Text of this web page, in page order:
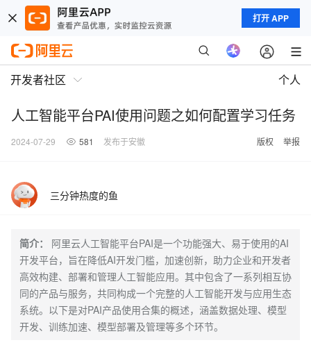
打开 APP
开发者社区 个人
人工智能平台PAI使用问题之如何配置学习任务
2024-07-29 581 发布于安徽 版权 举报
三分钟热度的鱼
简介：
阿里云人工智能平台PAI是一个功能强大、易于使用的AI
开发平台，旨在降低AI开发门槛，加速创新，助力企业和开发者
高效构建、部署和管理人工智能应用。其中包含了一系列相互协
同的产品与服务，共同构成一个完整的人工智能开发与应用生态
系统。以下是对PAI产品使用合集的概述，涵盖数据处理、模型
开发、训练加速、模型部署及管理等多个环节。